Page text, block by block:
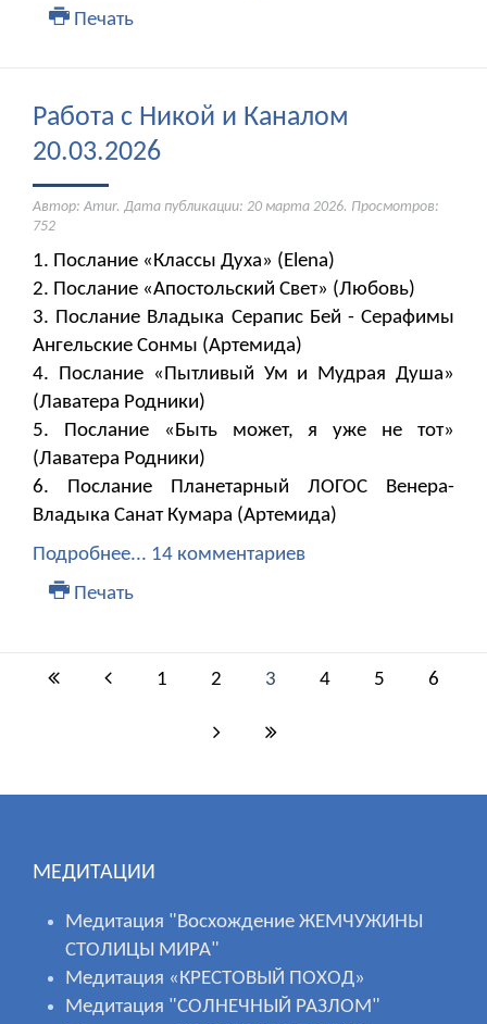
Печать
Работа с Никой и Каналом
20.03.2026
Автор: Amur. Дата публикации: 20 марта 2026. Просмотров:
752
1. Послание «Классы Духа» (Elena)
2. Послание «Апостольский Свет» (Любовь)
3. Послание Владыка Серапис Бей - Серафимы
Ангельские Сонмы (Артемида)
4. Послание «Пытливый Ум и Мудрая Душа»
(Лаватера Родники)
5. Послание «Быть может, я уже не тот»
(Лаватера Родники)
6. Послание Планетарный ЛОГОС Венера-
Владыка Санат Кумара (Артемида)
Подробнее... 14 комментариев
Печать
1 2 3 4 5 6
МЕДИТАЦИИ
Медитация "Восхождение ЖЕМЧУЖИНЫ
СТОЛИЦЫ МИРА"
Медитация «КРЕСТОВЫЙ ПОХОД»
Медитация "СОЛНЕЧНЫЙ РАЗЛОМ"